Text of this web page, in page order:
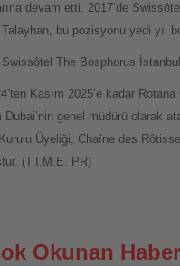
devam etti. 2017’de
bu pozisyonu yedi yıl
The Bosphorus
Kasım 2025’e kadar
genel müdürü olarak
Üyeliği, Chaîne des
(T.I.M.E. PR)
Okunan